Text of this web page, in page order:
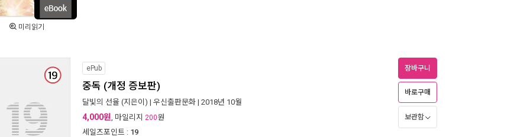
미리읽기
ePub
중독 (개정 증보판)
달빛의 선율 (지은이) | 우신출판문화 | 2018년 10월
4,000원, 마일리지 200원
세일즈포인트 : 19
장바구니
바로구매
보관함